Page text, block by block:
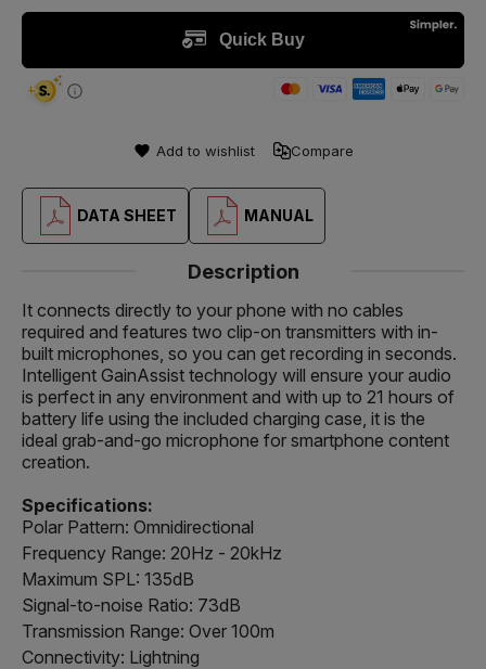
Add to wishlist Compare
DATA SHEET MANUAL
Description
It connects directly to your phone with no cables
required and features two clip-on transmitters with in-
built microphones, so you can get recording in seconds.
Intelligent GainAssist technology will ensure your audio
is perfect in any environment and with up to 21 hours of
battery life using the included charging case, it is the
ideal grab-and-go microphone for smartphone content
creation.
Specifications:
Polar Pattern: Omnidirectional
Frequency Range: 20Hz - 20kHz
Maximum SPL: 135dB
Signal-to-noise Ratio: 73dB
Transmission Range: Over 100m
Connectivity: Lightning